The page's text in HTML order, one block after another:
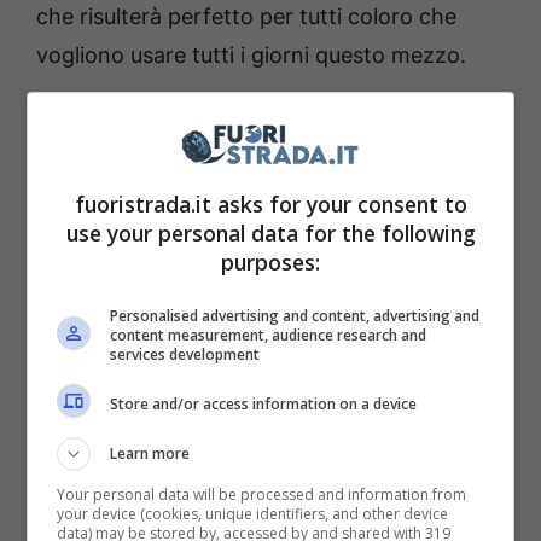
che risulterà perfetto per tutti coloro che
vogliono usare tutti i giorni questo mezzo.
Husqvarna Skutta: il
monopattino elettrico da
sogno
per un’ampia gamma di motociclette, molte di
queste da cross, ma ora ha deciso di virare
verso una produzione sempre più massiccia
di monopattini. Uno di questo è lo
modello che presenta uno stile straordinario e
che risulta molto facile da utilizzare e con
fuoristrada.it asks for your consent to
use your personal data for the following
purposes:
Personalised advertising and content, advertising and
content measurement, audience research and
services development
Store and/or access information on a device
Learn more
Your personal data will be processed and information from
your device (cookies, unique identifiers, and other device
data) may be stored by, accessed by and shared with 319